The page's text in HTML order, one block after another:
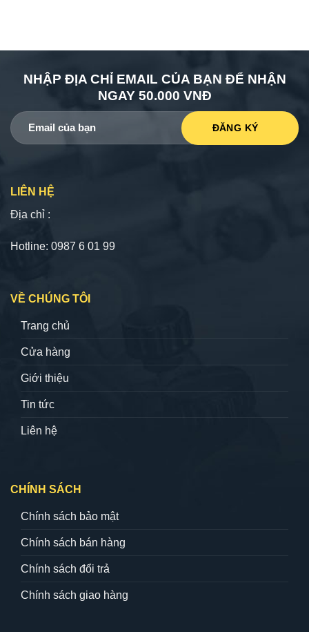
NHẬP ĐỊA CHỈ EMAIL CỦA BẠN ĐỂ NHẬN
NGAY 50.000 VNĐ
LIÊN HỆ
Địa chỉ :
Hotline: 0987 6 01 99
VỀ CHÚNG TÔI
Trang chủ
Cửa hàng
Giới thiệu
Tin tức
Liên hệ
CHÍNH SÁCH
Chính sách bảo mật
Chính sách bán hàng
Chính sách đổi trả
Chính sách giao hàng